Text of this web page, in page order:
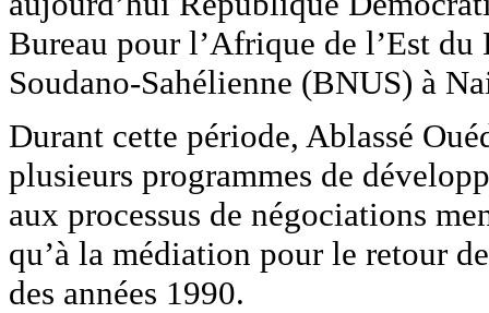
Bureau pour l’Afrique de l’Est
Soudano-Sahélienne (BNUS) à
Durant cette période, Ablassé
plusieurs programmes de
aux processus de négociations
qu’à la médiation pour le retour
des années 1990.